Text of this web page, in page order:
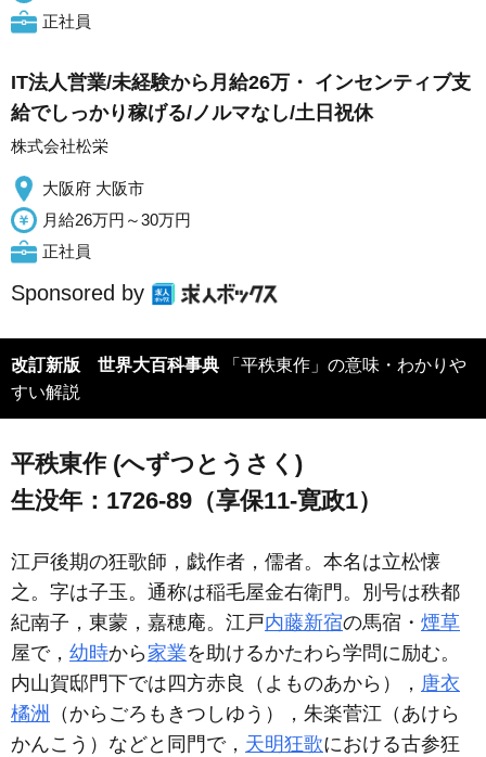
正社員
IT法人営業/未経験から月給26万・ インセンティブ支
給でしっかり稼げる/ノルマなし/土日祝休
株式会社松栄
大阪府 大阪市
月給26万円～30万円
正社員
Sponsored by
改訂新版 世界大百科事典
すい解説
平秩東作 (へずつとうさく)
生没年：1726-89（享保11-寛政1）
江戸後期の狂歌師，戯作者，儒者。本名は立松懐
之。字は子玉。通称は稲毛屋金右衛門。別号は秩都
紀南子，東蒙，嘉穂庵。江戸内藤新宿の馬宿・ 煙草
屋で， 幼時から 家業を助けるかたわら学問に励む。
内山賀邸門下では四方赤良（よものあから）， 唐衣
橘洲
（からごろもきつしゆう），朱楽菅江（あけら
かんこう）などと同門で， 天明狂歌における古参狂